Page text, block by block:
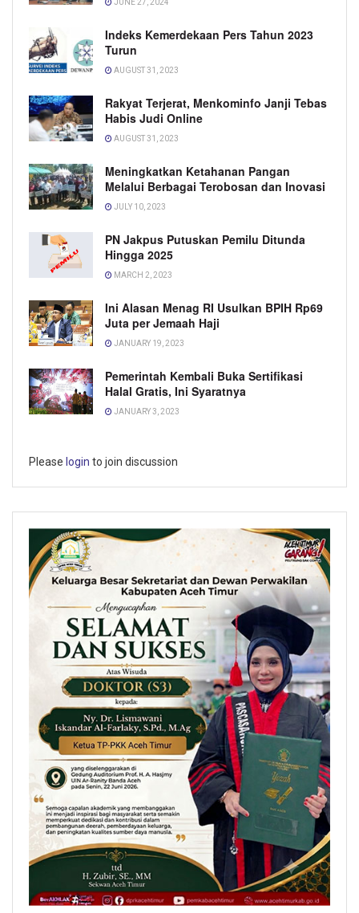
JUNE 27, 2024
Indeks Kemerdekaan Pers Tahun 2023
Turun
AUGUST 31, 2023
Rakyat Terjerat, Menkominfo Janji Tebas
Habis Judi Online
AUGUST 31, 2023
Meningkatkan Ketahanan Pangan
Melalui Berbagai Terobosan dan Inovasi
JULY 10, 2023
PN Jakpus Putuskan Pemilu Ditunda
Hingga 2025
MARCH 2, 2023
Ini Alasan Menag RI Usulkan BPIH Rp69
Juta per Jemaah Haji
JANUARY 19, 2023
Pemerintah Kembali Buka Sertifikasi
Halal Gratis, Ini Syaratnya
JANUARY 3, 2023
Please login to join discussion